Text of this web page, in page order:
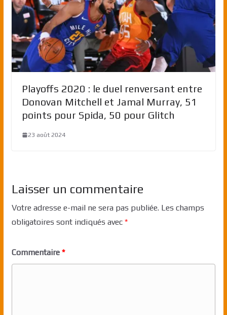
Playoffs 2020 : le duel renversant entre
Donovan Mitchell et Jamal Murray, 51
points pour Spida, 50 pour Glitch
23 août 2024
Laisser un commentaire
Votre adresse e-mail ne sera pas publiée. Les champs
obligatoires sont indiqués avec *
Commentaire *